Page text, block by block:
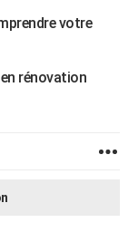
votre
rénovation